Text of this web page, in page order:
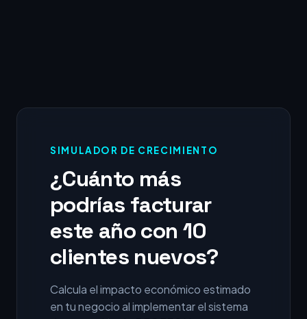
SIMULADOR DE CRECIMIENTO
¿Cuánto más
podrías facturar
este año con 10
clientes nuevos?
Calcula el impacto económico estimado
en tu negocio al implementar el sistema